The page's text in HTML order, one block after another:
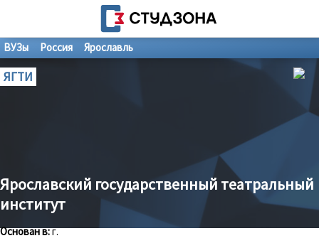
ВУЗы Россия Ярославль
ЯГТИ
Ярославский государственный театральный
институт
Основан в:г.